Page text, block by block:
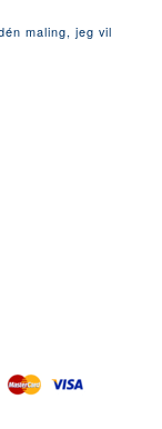
maling, jeg vil